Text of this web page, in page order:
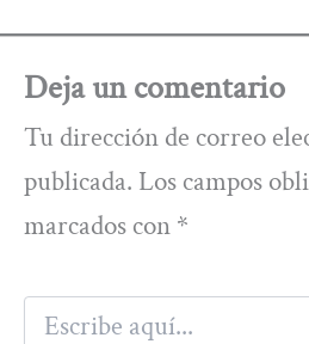
Deja un comentario
Tu dirección de correo
publicada. Los campos
marcados con *
Escribe
aquí...